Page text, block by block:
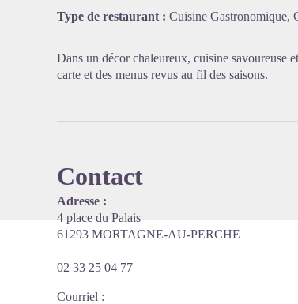
Type de restaurant : Cuisine Gastronomique,
Dans un décor chaleureux, cuisine savoureuse
carte et des menus revus au fil des saisons.
Contact
Adresse :
4 place du Palais
61293 MORTAGNE-AU-PERCHE
02 33 25 04 77
Courriel :